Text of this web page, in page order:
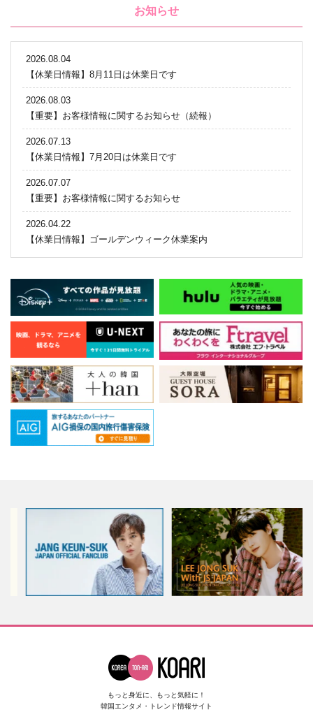
お知らせ
2026.08.04
【休業日情報】8月11日は休業日です
2026.08.03
【重要】お客様情報に関するお知らせ（続報）
2026.07.13
【休業日情報】7月20日は休業日です
2026.07.07
【重要】お客様情報に関するお知らせ
2026.04.22
【休業日情報】ゴールデンウィーク休業案内
もっと身近に、もっと気軽に！
韓国エンタメ・トレンド情報サイト